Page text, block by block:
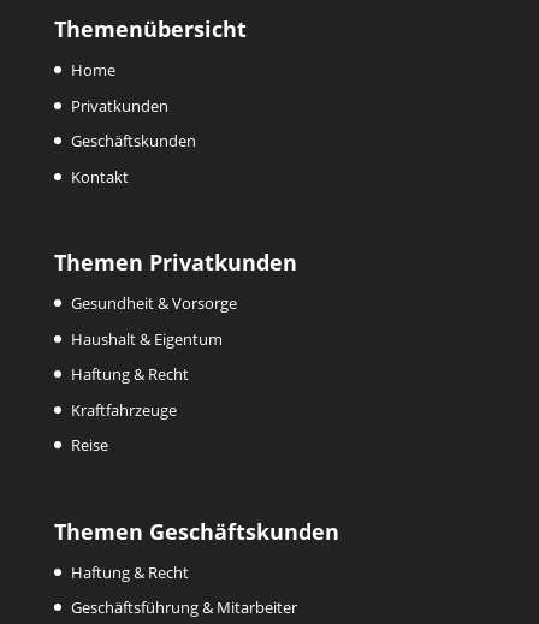
Themenübersicht
Home
Privatkunden
Geschäftskunden
Kontakt
Themen Privatkunden
Gesundheit & Vorsorge
Haushalt & Eigentum
Haftung & Recht
Kraftfahrzeuge
Reise
Themen Geschäftskunden
Haftung & Recht
Geschäftsführung & Mitarbeiter